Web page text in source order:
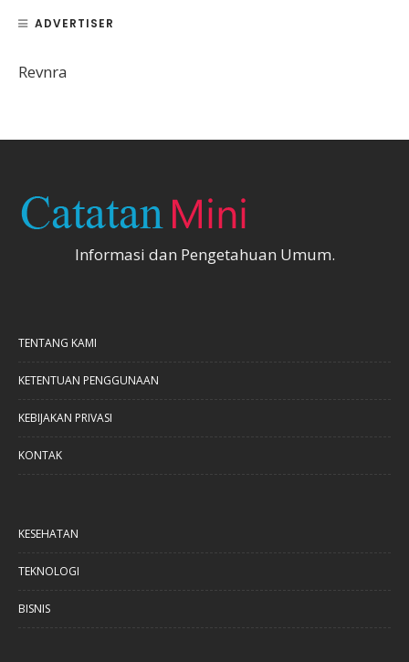
ADVERTISER
Revnra
Informasi dan Pengetahuan Umum.
TENTANG KAMI
KETENTUAN PENGGUNAAN
KEBIJAKAN PRIVASI
KONTAK
KESEHATAN
TEKNOLOGI
BISNIS